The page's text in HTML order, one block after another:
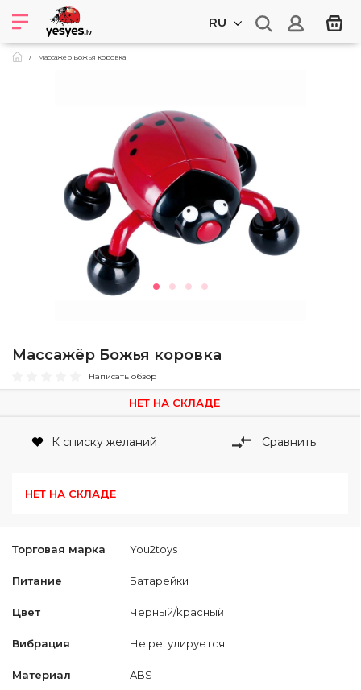
RU
Массажёр Божья коровка
Массажёр Божья коровка
Написать обзор
Торговая марка You2toys
Питание Батарейки
Цвет Черный/kрасный
Вибрация Не регулируется
Материал ABS
НЕТ НА СКЛАДЕ
К списку желаний Сравнить
НЕТ НА СКЛАДЕ